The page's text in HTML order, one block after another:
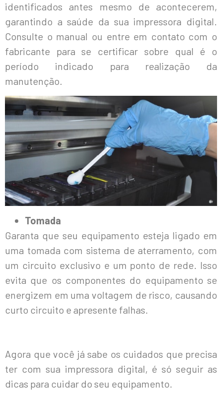
identificados antes mesmo de acontecerem,
garantindo a saúde da sua impressora digital.
Consulte o manual ou entre em contato com o
fabricante para se certificar sobre qual é o
período indicado para realização da
manutenção.
Tomada
Garanta que seu equipamento esteja ligado em
uma tomada com sistema de aterramento, com
um circuito exclusivo e um ponto de rede. Isso
evita que os componentes do equipamento se
energizem em uma voltagem de risco, causando
curto circuito e apresente falhas.
Agora que você já sabe os cuidados que precisa
ter com sua impressora digital, é só seguir as
dicas para cuidar do seu equipamento.